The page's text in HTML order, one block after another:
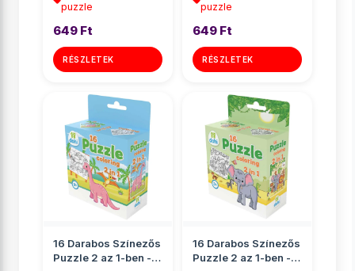
puzzle
649 Ft
RÉSZLETEK
puzzle
649 Ft
RÉSZLETEK
16 Darabos Színezős
Puzzle 2 az 1-ben -
16 Darabos Színezős
Puzzle 2 az 1-ben -